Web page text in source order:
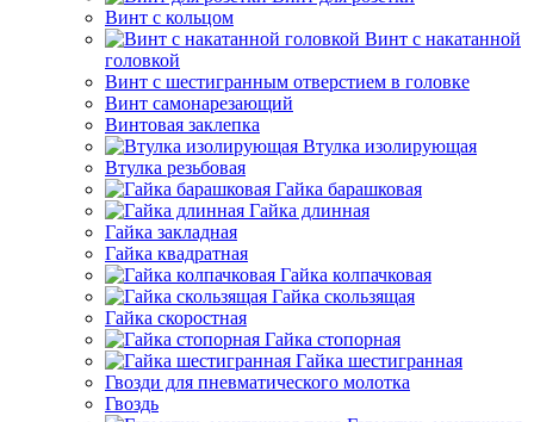
Винт с кольцом
Винт с накатанной
головкой
Винт с шестигранным отверстием в головке
Винт самонарезающий
Винтовая заклепка
Втулка изолирующая
Втулка резьбовая
Гайка барашковая
Гайка длинная
Гайка закладная
Гайка квадратная
Гайка колпачковая
Гайка скользящая
Гайка скоростная
Гайка стопорная
Гайка шестигранная
Гвозди для пневматического молотка
Гвоздь